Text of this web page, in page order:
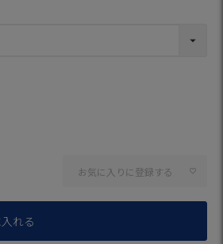
お気に入りに登録する
れる